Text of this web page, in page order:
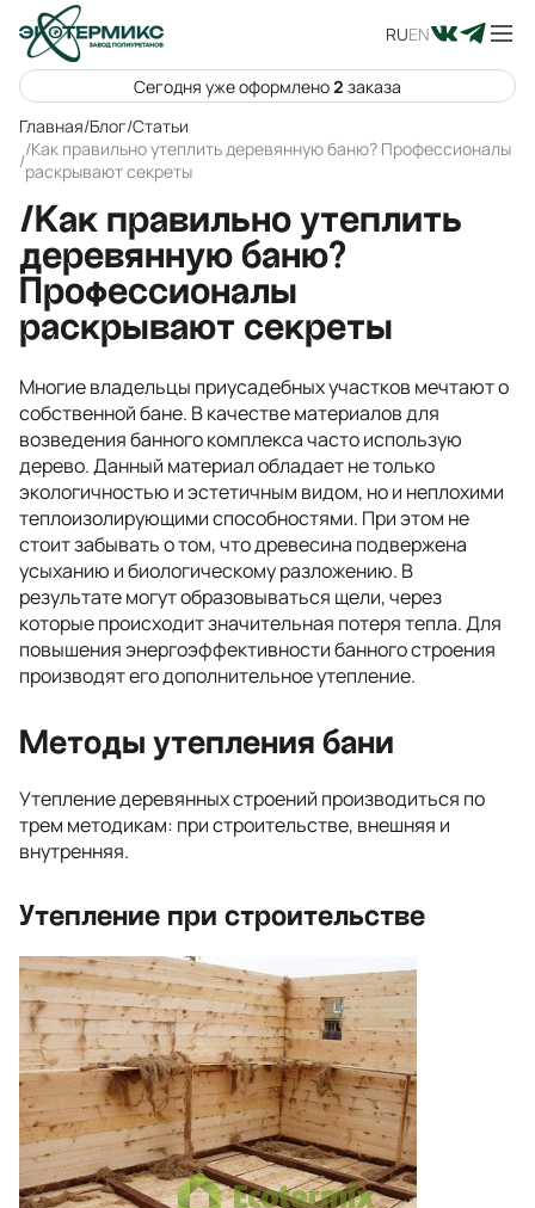
RUEN
Сегодня уже оформлено 2 заказа
Главная/Блог/Статьи
//Как правильно утеплить деревянную баню? Профессионалы
раскрывают секреты
/Как правильно утеплить
деревянную баню?
Профессионалы
раскрывают секреты
Многие владельцы приусадебных участков мечтают о
собственной бане. В качестве материалов для
возведения банного комплекса часто использую
дерево. Данный материал обладает не только
экологичностью и эстетичным видом, но и неплохими
теплоизолирующими способностями. При этом не
стоит забывать о том, что древесина подвержена
усыханию и биологическому разложению. В
результате могут образовываться щели, через
которые происходит значительная потеря тепла. Для
повышения энергоэффективности банного строения
производят его дополнительное утепление.
Методы утепления бани
Утепление деревянных строений производиться по
трем методикам: при строительстве, внешняя и
внутренняя.
Утепление при строительстве